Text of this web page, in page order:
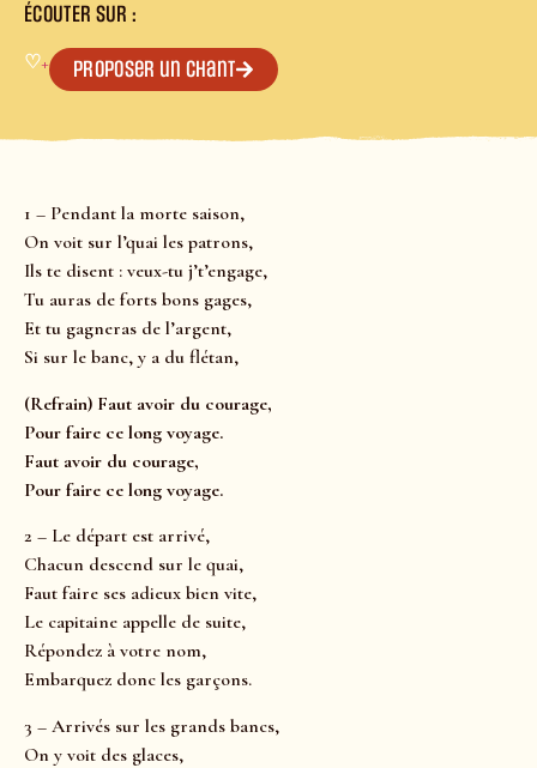
ÉCOUTER SUR :
♡+ Proposer un chant
1 – Pendant la morte saison,
On voit sur l’quai les patrons,
Ils te disent : veux-tu j’t’engage,
Tu auras de forts bons gages,
Et tu gagneras de l’argent,
Si sur le banc, y a du flétan,
(Refrain) Faut avoir du courage,
Pour faire ce long voyage.
Faut avoir du courage,
Pour faire ce long voyage.
2 – Le départ est arrivé,
Chacun descend sur le quai,
Faut faire ses adieux bien vite,
Le capitaine appelle de suite,
Répondez à votre nom,
Embarquez donc les garçons.
3 – Arrivés sur les grands bancs,
On y voit des glaces,